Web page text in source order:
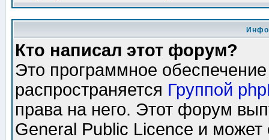
Кто написал этот форум?
Это программное
распространяется Группой
права на него. Этот форум
General Public Licence и может